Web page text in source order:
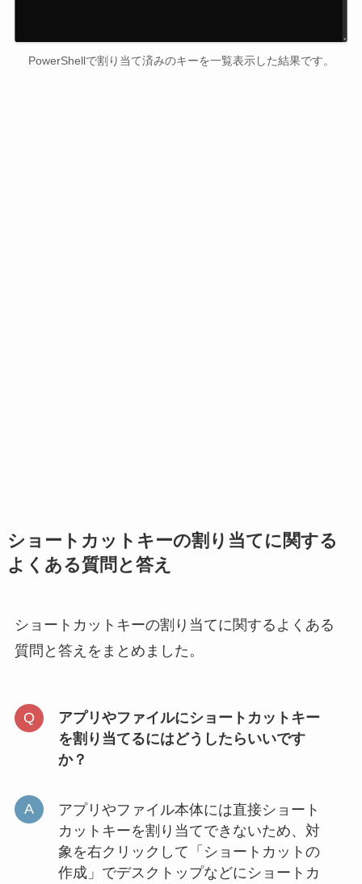
PowerShellで割り当て済みのキーを一覧表示した結果です。
ショートカットキーの割り当てに関する
よくある質問と答え
ショートカットキーの割り当てに関するよくある
質問と答えをまとめました。
アプリやファイルにショートカットキー
を割り当てるにはどうしたらいいです
か？
アプリやファイル本体には直接ショート
カットキーを割り当てできないため、対
象を右クリックして「ショートカットの
作成」でデスクトップなどにショートカ